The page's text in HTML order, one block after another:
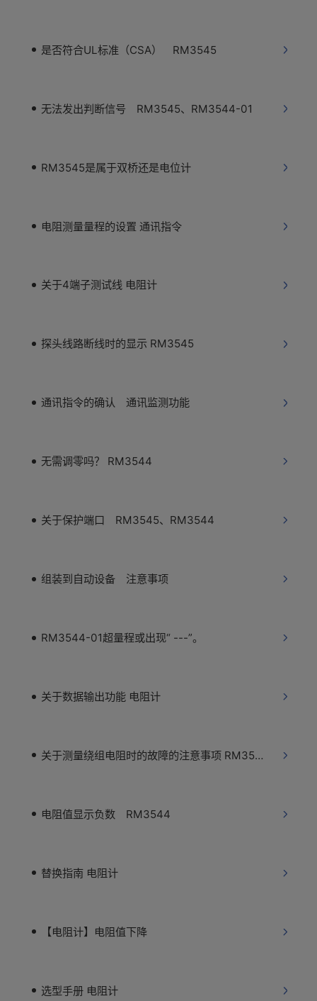
是否符合UL标准（CSA） RM3545
无法发出判断信号 RM3545、RM3544-01
RM3545是属于双桥还是电位计
电阻测量量程的设置 通讯指令
关于4端子测试线 电阻计
探头线路断线时的显示 RM3545
通讯指令的确认 通讯监测功能
无需调零吗？ RM3544
关于保护端口 RM3545、RM3544
组装到自动设备 注意事项
RM3544-01超量程或出现“ ---”。
关于数据输出功能 电阻计
关于测量绕组电阻时的故障的注意事项 RM3545
电阻值显示负数 RM3544
替换指南 电阻计
【电阻计】电阻值下降
选型手册 电阻计